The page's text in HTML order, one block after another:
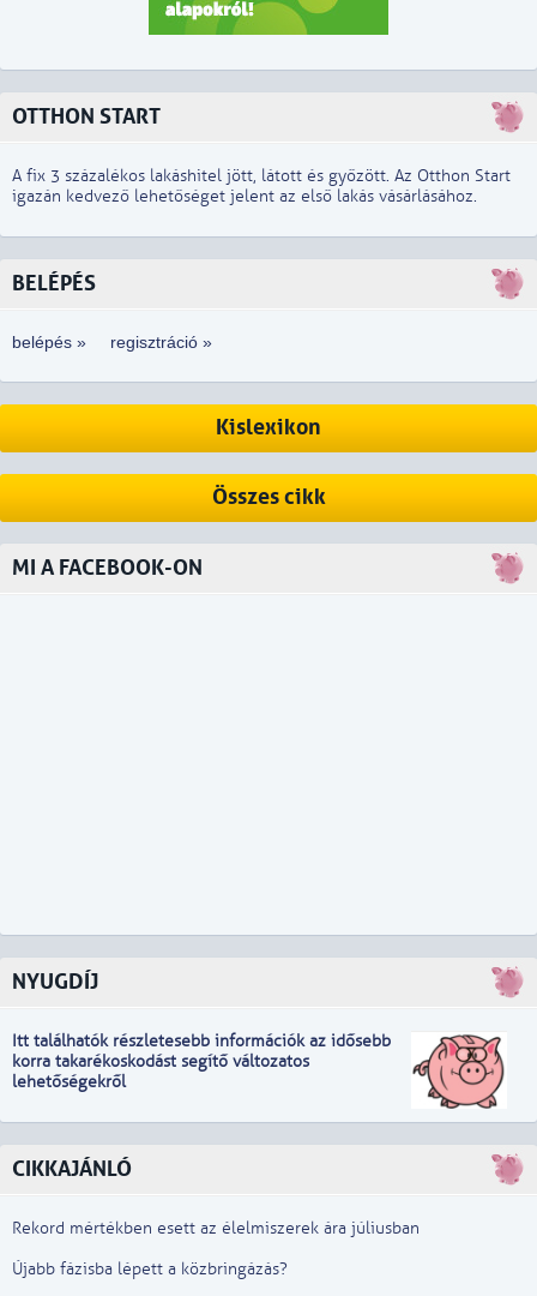
OTTHON START
A fix 3 százalékos lakáshitel jött, látott és győzött. Az Otthon Start
igazán kedvező lehetőséget jelent az első lakás vásárlásához.
BELÉPÉS
belépés » regisztráció »
Kislexikon
Összes cikk
MI A FACEBOOK-ON
NYUGDÍJ
Itt találhatók részletesebb információkaz idősebb
korra takarékoskodást segítő változatos
lehetőségekről
CIKKAJÁNLÓ
Rekord mértékben esett az élelmiszerek ára júliusban
Újabb fázisba lépett a közbringázás?